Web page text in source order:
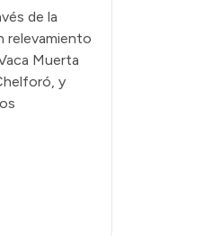
de la
relevamiento
Muerta
y